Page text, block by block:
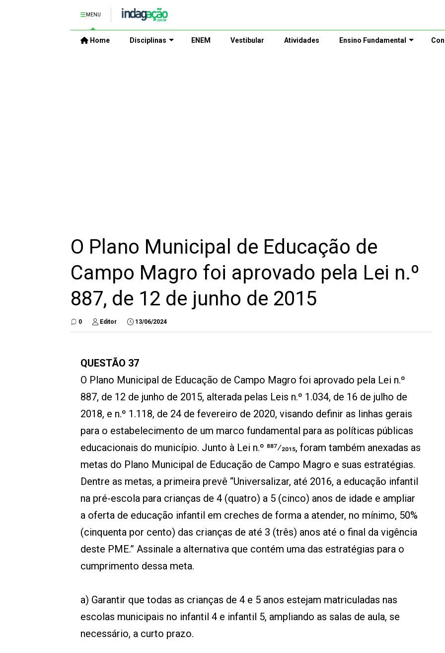
MENU
Home Disciplinas ENEM Vestibular Atividades Ensino Fundamental
O Plano Municipal de Educação de
Campo Magro foi aprovado pela Lei n.º
887, de 12 de junho de 2015
0 Editor 13/06/2024
QUESTÃO 37
O Plano Municipal de Educação de Campo Magro foi aprovado pela Lei n.º
887, de 12 de junho de 2015, alterada pelas Leis n.º 1.034, de 16 de julho de
2018, e n.º 1.118, de 24 de fevereiro de 2020, visando definir as linhas gerais
para o estabelecimento de um marco fundamental para as políticas públicas
educacionais do município. Junto à Lei n.º 887⁄2015, foram também anexadas as
metas do Plano Municipal de Educação de Campo Magro e suas estratégias.
Dentre as metas, a primeira prevê “Universalizar, até 2016, a educação infantil
na pré-escola para crianças de 4 (quatro) a 5 (cinco) anos de idade e ampliar
a oferta de educação infantil em creches de forma a atender, no mínimo, 50%
(cinquenta por cento) das crianças de até 3 (três) anos até o final da vigência
deste PME.” Assinale a alternativa que contém uma das estratégias para o
cumprimento dessa meta.
a) Garantir que todas as crianças de 4 e 5 anos estejam matriculadas nas
escolas municipais no infantil 4 e infantil 5, ampliando as salas de aula, se
necessário, a curto prazo.